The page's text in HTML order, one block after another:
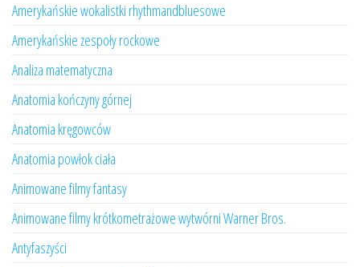
Amerykańskie wokalistki rhythmandbluesowe
Amerykańskie zespoły rockowe
Analiza matematyczna
Anatomia kończyny górnej
Anatomia kręgowców
Anatomia powłok ciała
Animowane filmy fantasy
Animowane filmy krótkometrażowe wytwórni Warner Bros.
Antyfaszyści